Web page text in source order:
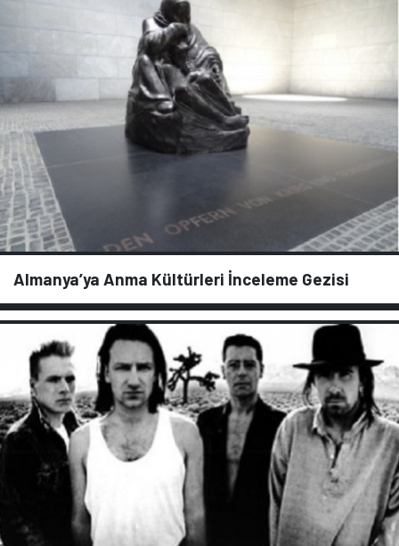
Almanya’ya Anma Kültürleri İnceleme Gezisi